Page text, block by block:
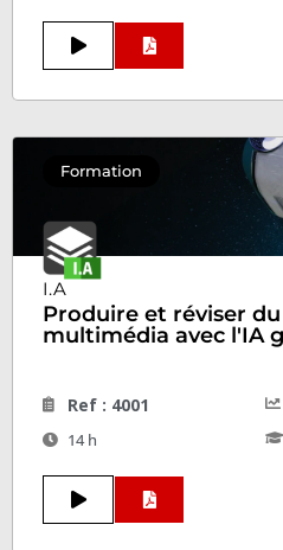
Formation
I.A
Produire et réviser
multimédia avec l'IA
Ref : 4001
14 h